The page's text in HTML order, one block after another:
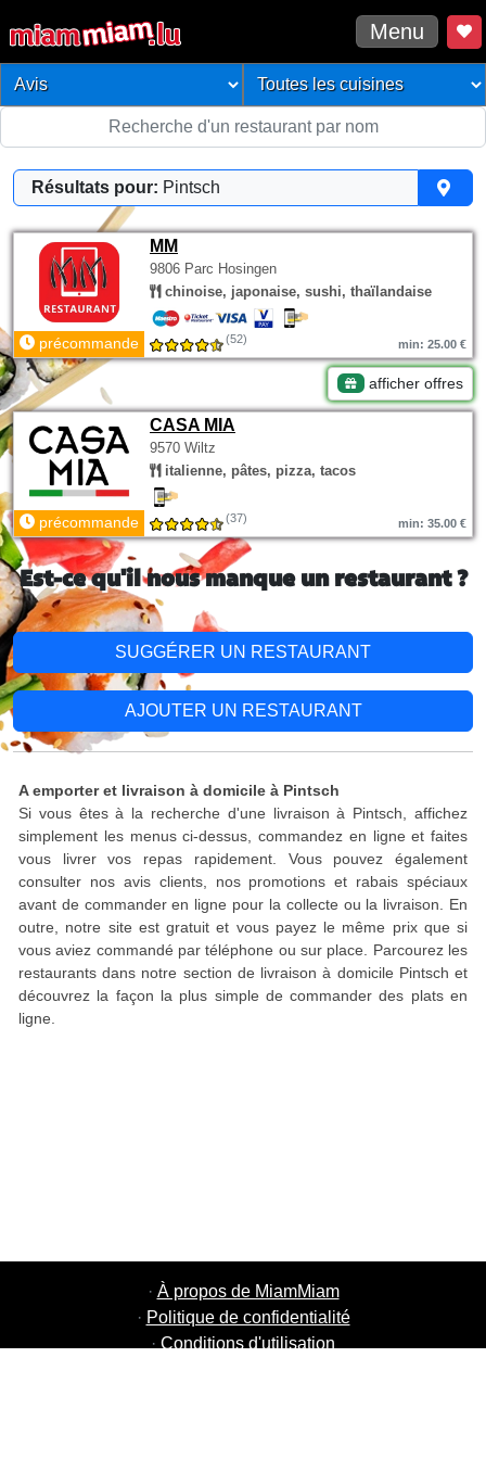
Menu
Résultats pour: Pintsch
MM
9806 Parc Hosingen
chinoise, japonaise, sushi, thaïlandaise
précommande (52) min: 25.00 €
afficher offres
CASA MIA
9570 Wiltz
italienne, pâtes, pizza, tacos
précommande (37) min: 35.00 €
Est-ce qu'il nous manque un restaurant ?
SUGGÉRER UN RESTAURANT
AJOUTER UN RESTAURANT
A emporter et livraison à domicile à Pintsch
Si vous êtes à la recherche d'une livraison à Pintsch, affichez
simplement les menus ci-dessus, commandez en ligne et faites
vous livrer vos repas rapidement. Vous pouvez également
consulter nos avis clients, nos promotions et rabais spéciaux
avant de commander en ligne pour la collecte ou la livraison. En
outre, notre site est gratuit et vous payez le même prix que si
vous aviez commandé par téléphone ou sur place. Parcourez les
restaurants dans notre section de livraison à domicile Pintsch et
découvrez la façon la plus simple de commander des plats en
ligne.
· À propos de MiamMiam
· Politique de confidentialité
· Conditions d'utilisation